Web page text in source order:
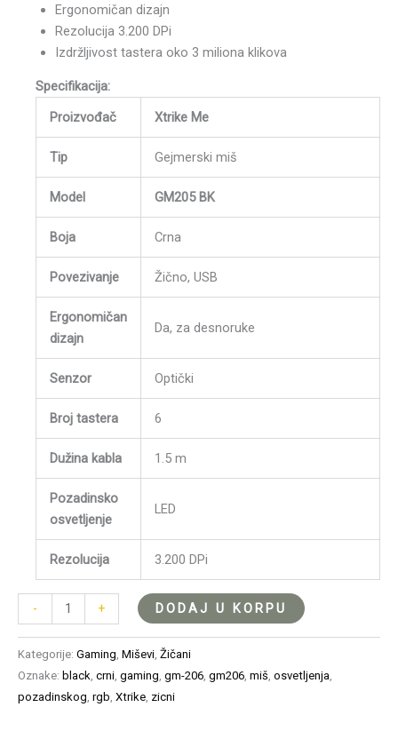
Ergonomičan dizajn
Rezolucija 3.200 DPi
Izdržljivost tastera oko 3 miliona klikova
Specifikacija:
Proizvođač
Xtrike Me
Tip Gejmerski miš
Model GM205 BK
Boja Crna
Povezivanje Žično, USB
Ergonomičan
dizajn
Da, za desnoruke
Senzor Optički
Broj tastera 6
Dužina kabla 1.5 m
Pozadinsko
osvetljenje
LED
Rezolucija 3.200 DPi
- + DODAJ U KORPU
Kategorije: Gaming Miševi Žičani
Oznake: black crni gaming gm-206 gm206 miš osvetljenja
pozadinskog rgb Xtrike zicni